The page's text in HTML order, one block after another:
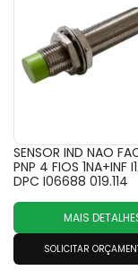
SENSOR IND NAO
PNP 4 FIOS 1NA+INF
DPC I06688 019.114
MAIS
SOLICITAR